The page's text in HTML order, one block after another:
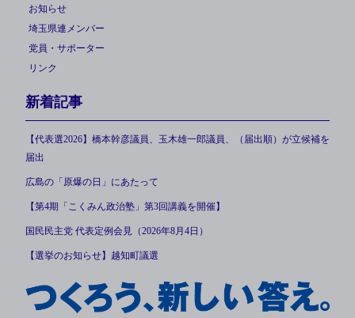
お知らせ
埼玉県連メンバー
党員・サポーター
リンク
新着記事
【代表選2026】橋本幹彦議員、玉木雄一郎議員、（届出順）が立候補を
届出
広島の「原爆の日」にあたって
【第4期「こくみん政治塾」第3回講義を開催】
国民民主党 代表定例会見（2026年8月4日）
【選挙のお知らせ】越知町議選